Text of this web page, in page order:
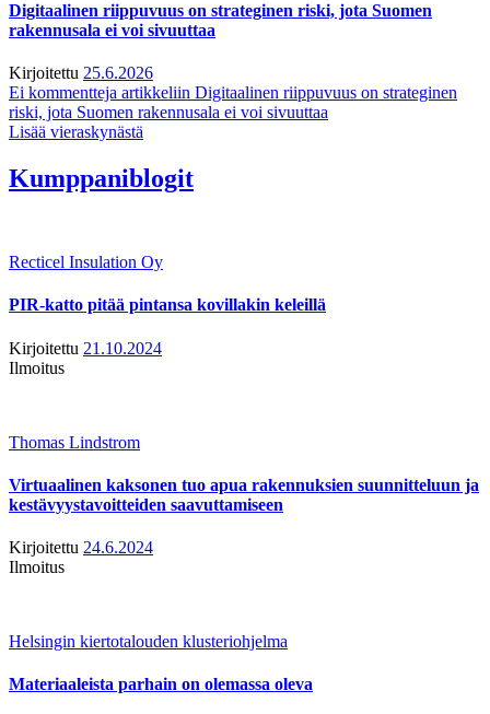
Digitaalinen riippuvuus on strateginen riski, jota Suomen
rakennusala ei voi sivuuttaa
Kirjoitettu 25.6.2026
Ei kommentteja artikkeliin Digitaalinen riippuvuus on strateginen
riski, jota Suomen rakennusala ei voi sivuuttaa
Lisää vieraskynästä
Kumppaniblogit
Recticel Insulation Oy
PIR-katto pitää pintansa kovillakin keleillä
Kirjoitettu 21.10.2024
Ilmoitus
Thomas Lindstrom
Virtuaalinen kaksonen tuo apua rakennuksien suunnitteluun ja
kestävyystavoitteiden saavuttamiseen
Kirjoitettu 24.6.2024
Ilmoitus
Helsingin kiertotalouden klusteriohjelma
Materiaaleista parhain on olemassa oleva